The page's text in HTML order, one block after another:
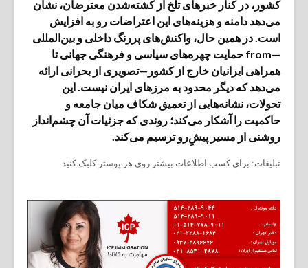
کشور، در کنار خبرهای تلخ از کشته‌شدن معترضان، نشان
می‌دهد دامنه و هزینه‌های این اعتراضات رو به افزایش
است. در همین حال، واکنش‌های پررنگ داخلی و بین‌المللی
—from حمایت چهره‌های سیاسی و فرهنگی جهانی تا
همراهی ایرانیان خارج از کشور—تصویری از بحرانی ارائه
می‌دهد که دیگر محدود به مرزهای ایران نیست. این
تحولات، نشانه‌هایی از تعمیق شکاف میان جامعه و
حاکمیت را آشکار می‌کند؛ روندی که جزئیات آن چشم‌انداز
روشنی از مسیر پیشِ‌رو ترسیم می‌کند.
تبلیغات: برای کسب اطلاعات بیشتر روی هر پوستر کلیک کنید